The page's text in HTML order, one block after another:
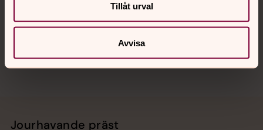
Tillåt urval
Avvisa
Sociala kanaler
Jourhavande präst